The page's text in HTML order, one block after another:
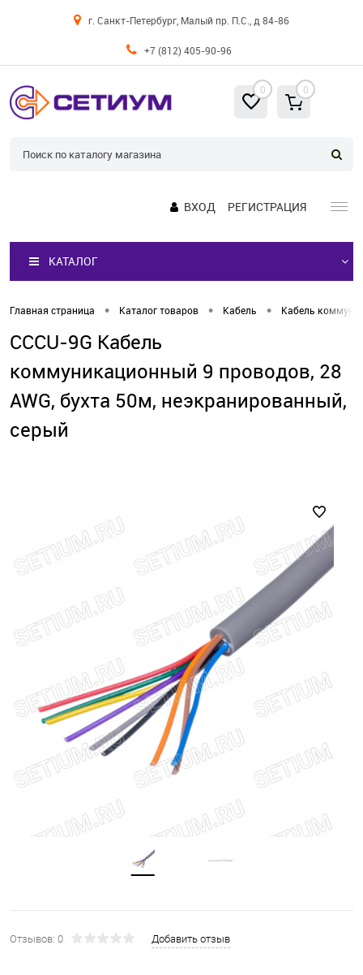
г. Санкт-Петербург, Малый пр. П.С., д 84-86
+7 (812) 405-90-96
0 0
ВХОД РЕГИСТРАЦИЯ
КАТАЛОГ
Главная страница • Каталог товаров • Кабель • Кабель
CCCU-9G Кабель
коммуникационный 9 проводов, 28
AWG, бухта 50м, неэкранированный,
серый
Отзывов: 0 Добавить отзыв